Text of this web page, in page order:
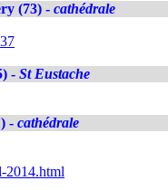
(73) - cathédrale
- St Eustache
- cathédrale
2014.html